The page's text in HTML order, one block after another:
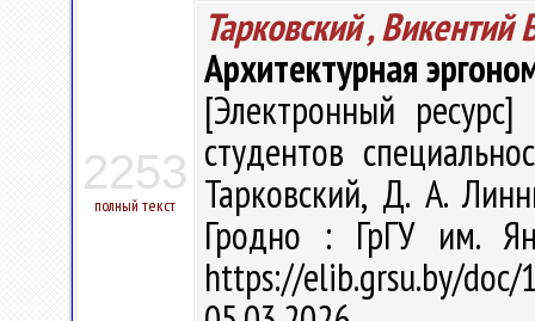
2253
полный текст
Тарковский , Викентий
Архитектурная
[Электронный
студентов
Тарковский, Д. А.
Гродно : ГрГУ им.
https://elib.grsu.by/